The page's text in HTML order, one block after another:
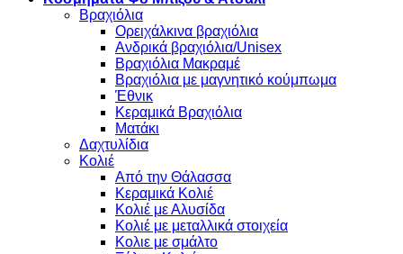
Βραχιόλια
Oρειχάλκινα βραχιόλια
Ανδρικά βραχιόλια/Unisex
Βραχιόλια Μακραμέ
Βραχιόλια με μαγνητικό κούμπωμα
Έθνικ
Κεραμικά Βραχιόλια
Ματάκι
Δαχτυλίδια
Κολιέ
Από την Θάλασσα
Κεραμικά Κολιέ
Κολιέ με Αλυσίδα
Κολιέ με μεταλλικά στοιχεία
Κολιε με σμάλτο